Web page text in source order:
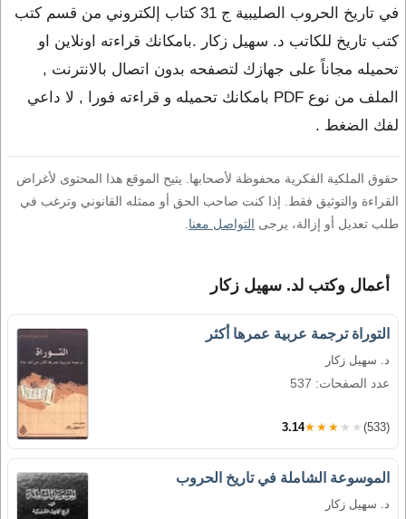
في تاريخ الحروب الصليبية ج 31 كتاب إلكتروني من قسم كتب
كتب تاريخ للكاتب د. سهيل زكار .بامكانك قراءته اونلاين او
تحميله مجاناً على جهازك لتصفحه بدون اتصال بالانترنت ,
الملف من نوع PDF بامكانك تحميله و قراءته فورا , لا داعي
لفك الضغط .
حقوق الملكية الفكرية محفوظة لأصحابها. يتيح الموقع هذا المحتوى لأغراض
القراءة والتوثيق فقط. إذا كنت صاحب الحق أو ممثله القانوني وترغب في
طلب تعديل أو إزالة، يرجى التواصل معنا
أعمال وكتب لد. سهيل زكار
التوراة ترجمة عربية عمرها أكثر
د. سهيل زكار
عدد الصفحات: 537
3.14★★★★★ (533)
الموسوعة الشاملة في تاريخ الحروب
د. سهيل زكار